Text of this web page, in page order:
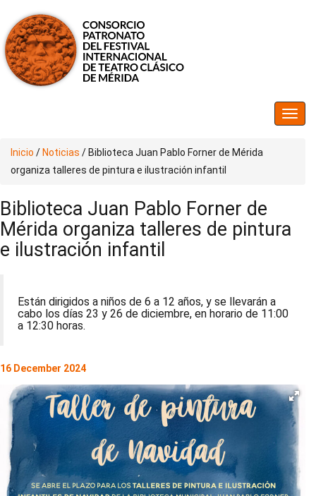
Inicio / Noticias / Biblioteca Juan Pablo Forner de Mérida
organiza talleres de pintura e ilustración infantil
Biblioteca Juan Pablo Forner de
Mérida organiza talleres de pintura
e ilustración infantil
Están dirigidos a niños de 6 a 12 años, y se llevarán a
cabo los días 23 y 26 de diciembre, en horario de 11:00
a 12:30 horas.
16 December 2024